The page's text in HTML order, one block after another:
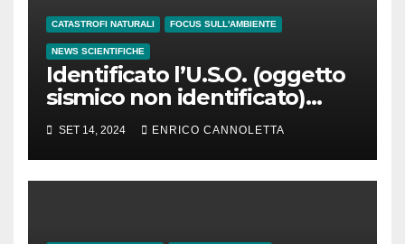
CATASTROFI NATURALI FOCUS SULL'AMBIENTE
NEWS SCIENTIFICHE
Identificato l’U.S.O. (oggetto
sismico non identificato)
osservato in Groenlandia
SET 14, 2024 ENRICO CANNOLETTA